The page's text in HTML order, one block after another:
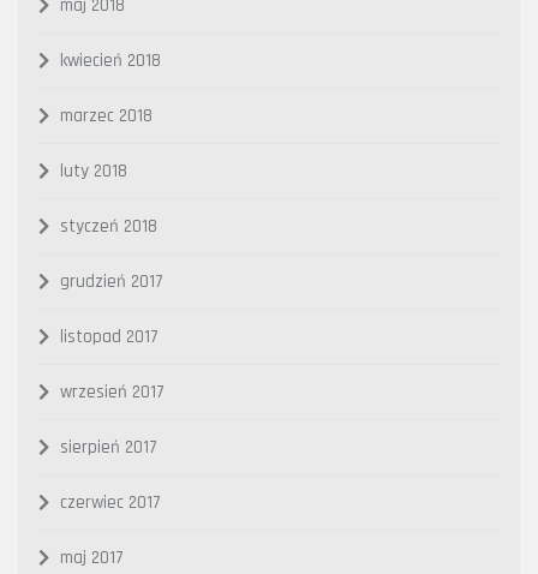
maj 2018
kwiecień 2018
marzec 2018
luty 2018
styczeń 2018
grudzień 2017
listopad 2017
wrzesień 2017
sierpień 2017
czerwiec 2017
maj 2017